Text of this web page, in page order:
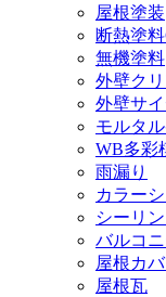
屋根塗装
断熱塗
無機塗料
外壁ク
外壁サ
モルタ
WB多彩
雨漏り
カラー
シーリ
バルコ
屋根カ
屋根瓦